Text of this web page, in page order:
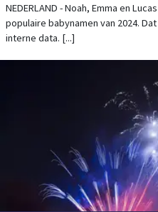
NEDERLAND - Noah, Emma en
populaire babynamen van 2024.
interne data. [...]